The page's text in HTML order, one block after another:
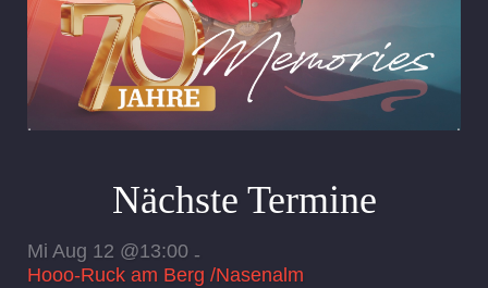
Nächste Termine
Mi Aug 12 @13:00 -
Hooo-Ruck am Berg /Nasenalm